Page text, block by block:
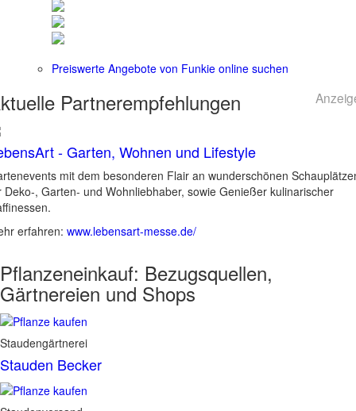
Preiswerte Angebote von Funkie online suchen
Partnerempfehlungen
- Garten, Wohnen und Lifestyle
mit dem besonderen Flair an wunderschönen
Deko-, Garten- und Wohnliebhaber, sowie Genießer kulinarischer
erfahren: www.lebensart-messe.de/
Pflanzeneinkauf: Bezugsquellen,
Gärtnereien und Shops
Staudengärtnerei
Stauden Becker